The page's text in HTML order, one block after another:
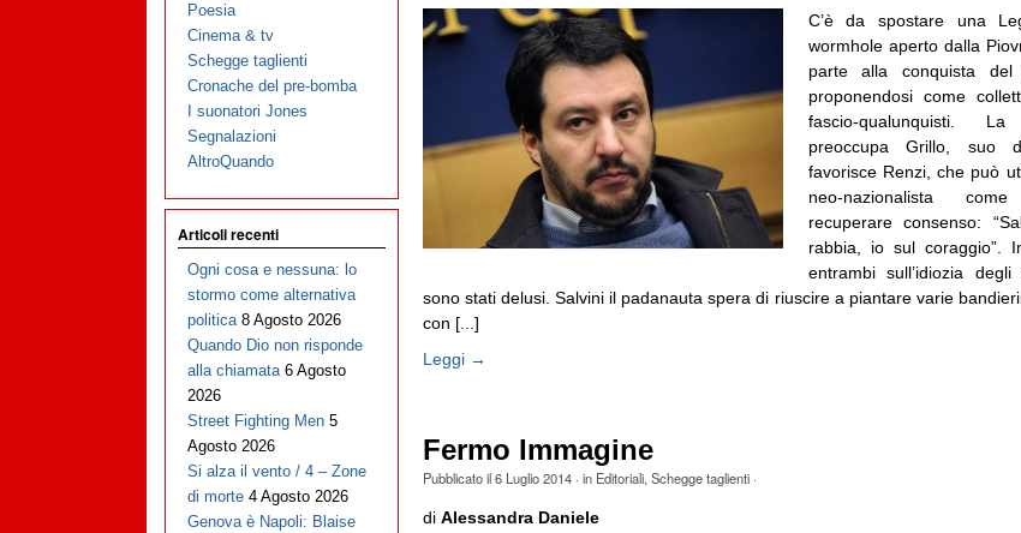
C’è da spostare una
wormhole aperto dalla
parte alla conquista del
proponendosi come
fascio-qualunquisti.
preoccupa Grillo, suo
favorisce Renzi, che può
neo-nazionalista
recuperare consenso:
rabbia, io sul coraggio”.
entrambi sull’idiozia
sono stati delusi. Salvini il padanauta spera di riuscire a piantare varie
con [...]
Leggi →
Fermo Immagine
Pubblicato il6 Luglio 2014· in Editoriali, Schegge taglienti·
di Alessandra Daniele
Poesia
Cinema & tv
Schegge taglienti
Cronache del pre-bomba
I suonatori Jones
Segnalazioni
AltroQuando
Articoli recenti
Ogni cosa e nessuna: lo
stormo come alternativa
politica 8 Agosto 2026
Quando Dio non risponde
alla chiamata 6 Agosto
2026
Street Fighting Men 5
Agosto 2026
Si alza il vento / 4 – Zone
di morte 4 Agosto 2026
Genova è Napoli: Blaise